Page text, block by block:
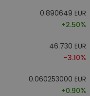
0.890649 EUR
+2.50%
46.730 EUR
-3.10%
0.060253000 EUR
+0.90%